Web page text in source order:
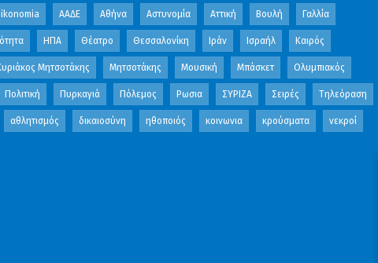
ΑΑΔΕ Αθήνα Αστυνομία Αττική Βουλή Γαλλία
ΗΠΑ Θέατρο Θεσσαλονίκη Ιράν Ισραήλ Καιρός
Μητσοτάκης Μητσοτάκης Μουσική Μπάσκετ Ολυμπιακός
Πολιτική Πυρκαγιά Πόλεμος Ρωσια ΣΥΡΙΖΑ Σειρές Τηλεόραση
αθλητισμός δικαιοσύνη ηθοποιός κοινωνια κρούσματα νεκροί